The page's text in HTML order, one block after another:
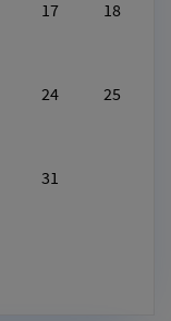
17 18
24 25
31